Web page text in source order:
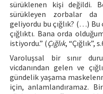
sürüklenen kişi değildi.
sürükleyen zorbalar da
geliyordu bu çığlık? (…)
çığlıktı. Bana orda
istiyordu.” (Çığlık, “Çığlık”,
Varoluşsal bir sınır
vicdanından gelen ve
gündelik yaşama
için, anlamlandıramaz.